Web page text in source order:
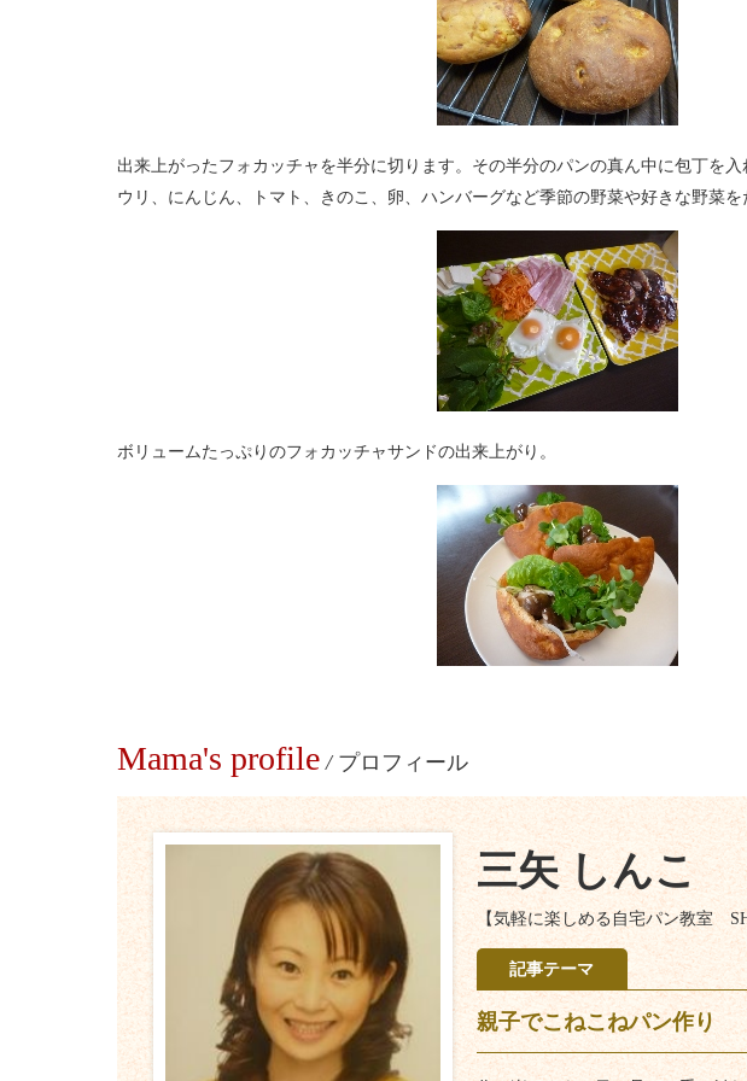
出来上がったフォカッチャを半分に切ります。その半分のパンの真ん中に包丁を
ウリ、にんじん、トマト、きのこ、卵、ハンバーグなど季節の野菜や好きな野菜を
ボリュームたっぷりのフォカッチャサンドの出来上がり。
Mama's profile / プロフィール
三矢 しんこ
【気軽に楽しめる自宅パン教室
記事テーマ
親子でこねこねパン作り